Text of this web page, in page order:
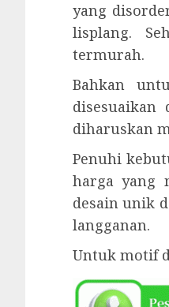
yang
lisplang.
termurah.
Bahkan
disesuaikan
diharuskan
Penuhi
harga yang
desain unik
langganan.
Untuk motif